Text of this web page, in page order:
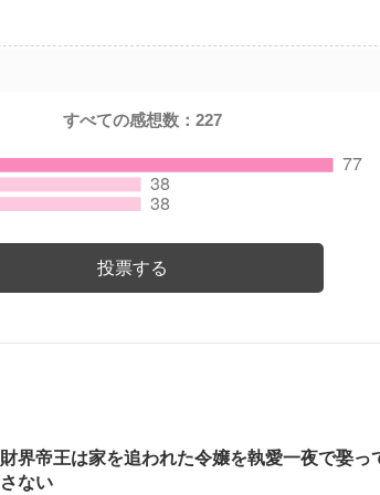
すべての感想数：227
投票する
財界帝王は家を追われた令嬢を執愛一夜で娶っ
さない